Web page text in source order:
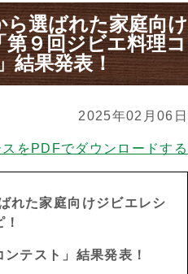
ら選ばれた家庭向け
９回ジビエ料理コ
結果発表！
2025年02月06日
をPDFでダウンロードする
れた家庭向けジビエレシ
！
ンテスト」結果発表！